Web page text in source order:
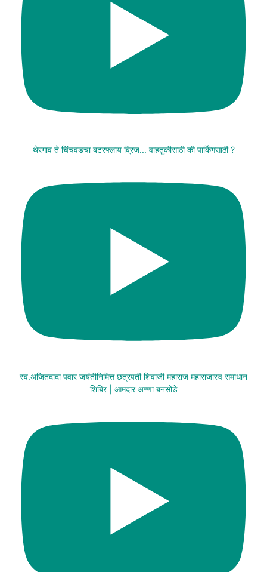
थेरगाव ते चिंचवडचा बटरफ्लाय ब्रिज... वाहतुकीसाठी की पार्किंगसाठी ?
स्व.अजितदादा पवार जयंतीनिमित्त छत्रपती शिवाजी महाराज महाराजास्व समाधान
शिबिर | आमदार अण्णा बनसोडे